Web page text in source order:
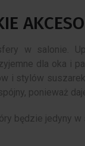
w salonie.
dla oka i
i stylów
ponieważ
będzie jedyny w